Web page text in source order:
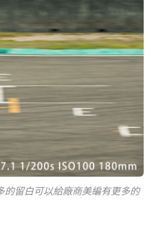
的留白可以給廠商美編有更多的